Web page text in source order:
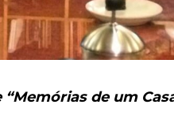
“Memórias de um